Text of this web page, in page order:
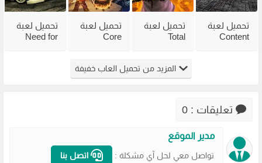
تحميل لعبة
Content
تحميل لعبة
Total
من ميديا
فاير
مضغوطة
تحميل لعبة
Core
من ميديا
فاير مجانًا
تحميل لعبة
Need for
ميديا فاير
المزيد من تحميل العاب خفيفة
تعليقات : 0
مدير الموقع
تواصل معي لحل آي مشكلة : اتصل بنا